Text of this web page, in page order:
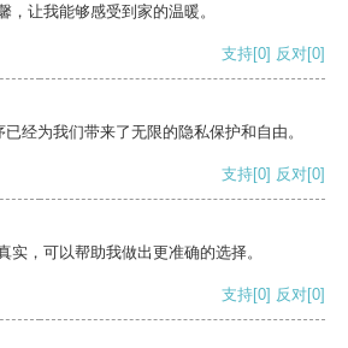
，让我能够感受到家的温暖。
支持[0] 反对[0]
经为我们带来了无限的隐私保护和自由。
支持[0] 反对[0]
实，可以帮助我做出更准确的选择。
支持[0] 反对[0]